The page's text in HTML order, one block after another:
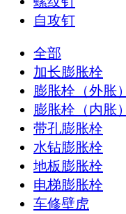
自攻钉
全部
加长膨胀栓
膨胀栓（外胀）
膨胀栓（内胀）
带孔膨胀栓
水钻膨胀栓
地板膨胀栓
电梯膨胀栓
车修壁虎